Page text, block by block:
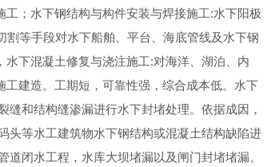
；水下钢结构与构件安装与焊接施工:水下阳极
等手段对水下船舶、平台、海底管线及水下钢
下混凝土修复与浇注施工:对海洋、湖泊、内
建造。工期短，可靠性强，综合成本低。水下
和结构缝渗漏进行水下封堵处理。依据成因，
头等水工建筑物水下钢结构或混凝土结构缺陷进
闭水工程，水库大坝堵漏以及闸门封堵堵漏。